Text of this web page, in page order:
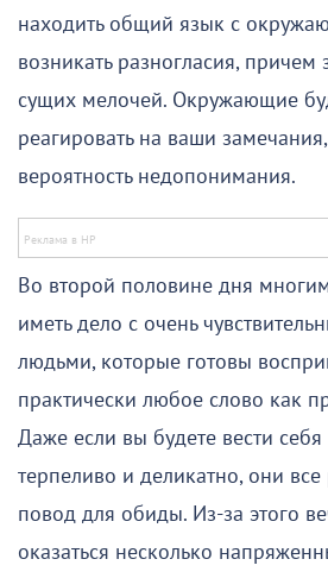
находить общий язык с
возникать разногласия, причем
сущих мелочей. Окружающие
реагировать на ваши замечания,
вероятность недопонимания.
Во второй половине дня
иметь дело с очень
людьми, которые готовы
практически любое слово как
Даже если вы будете вести
терпеливо и деликатно, они все
повод для обиды. Из-за этого
оказаться несколько